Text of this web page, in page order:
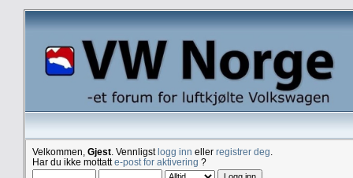
Velkommen, Gjest . Vennligstlogg inn eller registrer deg
Har du ikke mottatte-post for aktivering ?